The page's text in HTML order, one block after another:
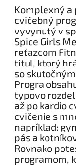
Komplexný
cvičebný
vyvynutý v
Spice Girls
reťazcom
titul, ktorý
so
Progra
typovo
až po kardio
cvičenie s
napríklad:
pás a
Rovnako
programom,